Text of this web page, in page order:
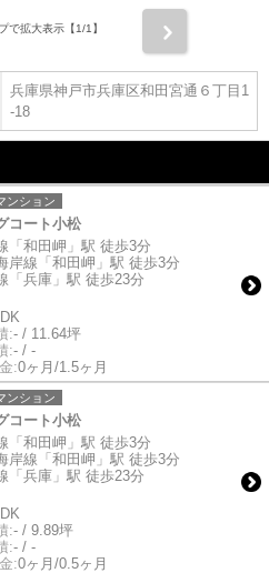
で拡大表示【1/1】
兵庫県神戸市兵庫区和田宮通６丁目1
-18
ンション
コート小松
「和田岬」駅 徒歩3分
岸線「和田岬」駅 徒歩3分
「兵庫」駅 徒歩23分
:- / 11.64坪
:- / -
:0ヶ月/1.5ヶ月
ンション
コート小松
「和田岬」駅 徒歩3分
岸線「和田岬」駅 徒歩3分
「兵庫」駅 徒歩23分
:- / 9.89坪
:- / -
:0ヶ月/0.5ヶ月